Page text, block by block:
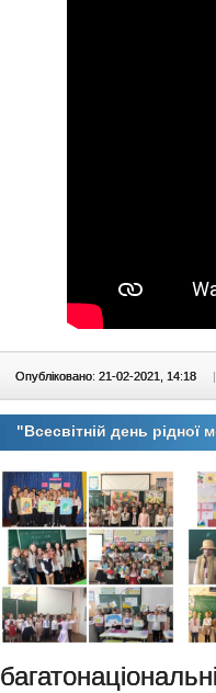
Опубліковано: 21-02-2021, 14:18 |
"Всесвітній день рідної